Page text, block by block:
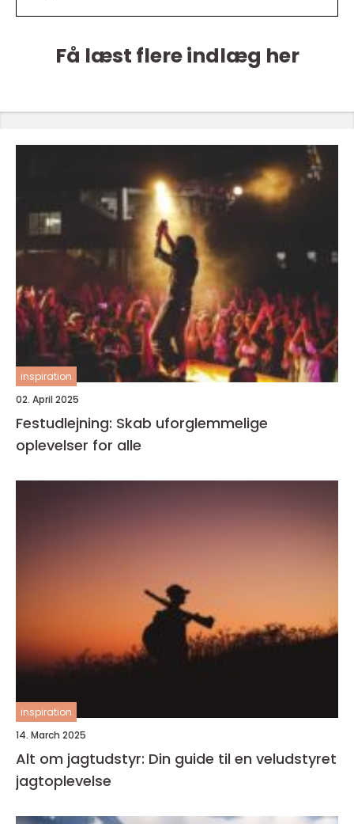
Få læst flere indlæg her
inspiration
02. April 2025
Festudlejning: Skab uforglemmelige
oplevelser for alle
inspiration
14. March 2025
Alt om jagtudstyr: Din guide til en veludstyret
jagtoplevelse